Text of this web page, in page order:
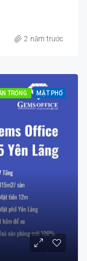
2 năm trước
TRỐNG MẶT PHỐ